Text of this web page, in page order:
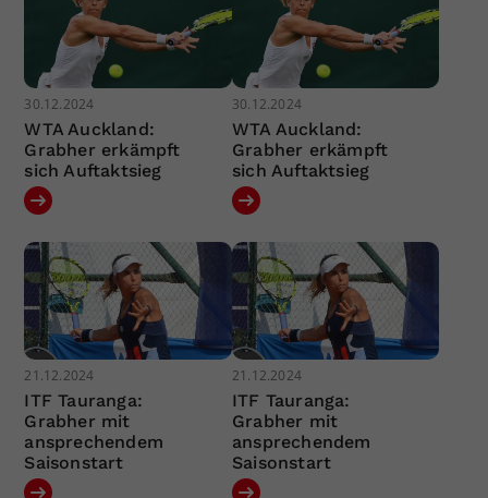
30.12.2024
WTA Auckland:
Grabher erkämpft
sich Auftaktsieg
30.12.2024
WTA Auckland:
Grabher erkämpft
sich Auftaktsieg
21.12.2024
ITF Tauranga:
Grabher mit
ansprechendem
Saisonstart
21.12.2024
ITF Tauranga:
Grabher mit
ansprechendem
Saisonstart